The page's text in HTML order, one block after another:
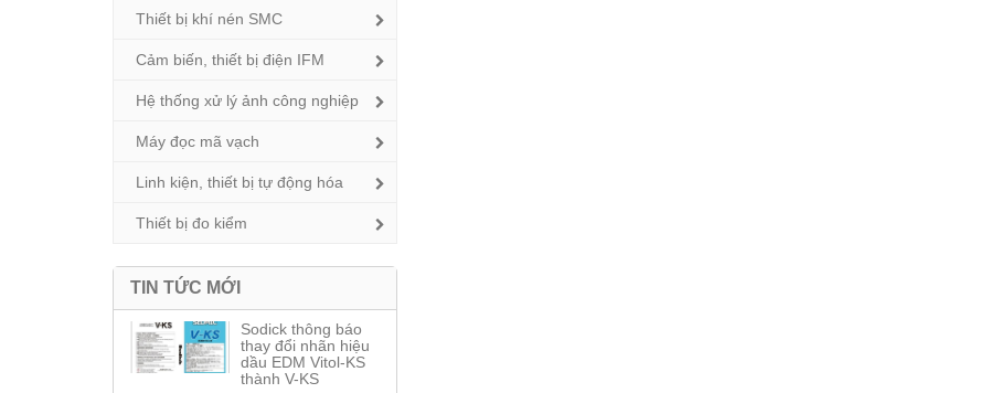
Thiết bị khí nén SMC
Cảm biến, thiết bị điện IFM
Hệ thống xử lý ảnh công nghiệp
Máy đọc mã vạch
Linh kiện, thiết bị tự động hóa
Thiết bị đo kiểm
TIN TỨC MỚI
Sodick thông báo
thay đổi nhãn hiệu
dầu EDM Vitol-KS
thành V-KS